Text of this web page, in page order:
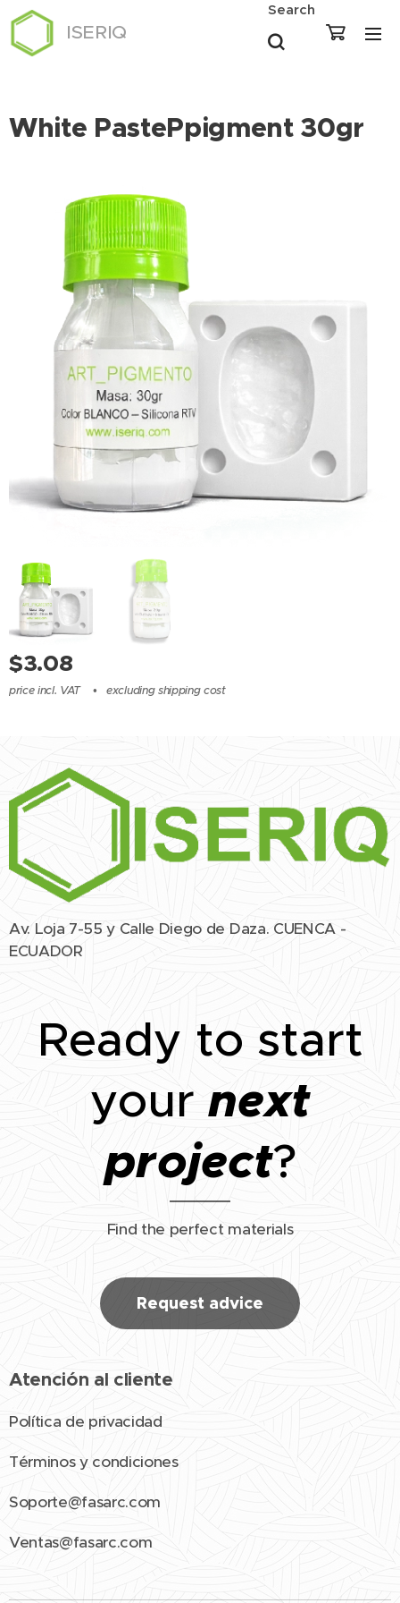
ISERIQ
Search
White PastePpigment 30gr
$3.08
price incl. VAT excluding shipping cost
Av. Loja 7-55 y Calle Diego de Daza. CUENCA -
ECUADOR
Ready to start
your next
project?
Find the perfect materials
Request advice
Atención al cliente
Política de privacidad
Términos y condiciones
Soporte@fasarc.com
Ventas@fasarc.com